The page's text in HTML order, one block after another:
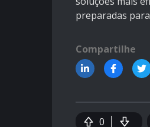
preparadas
Compartilhe
0